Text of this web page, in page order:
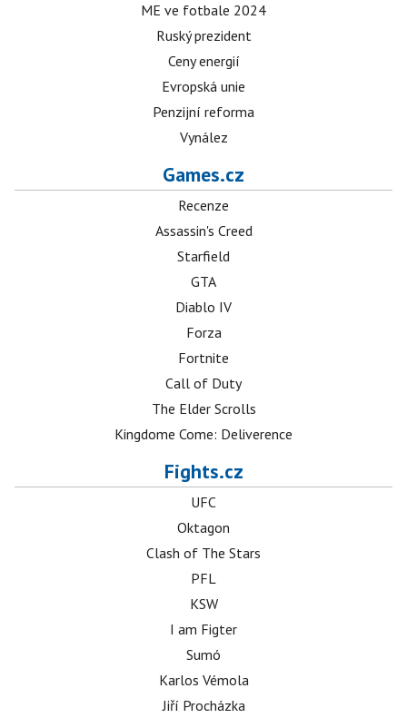
ME ve fotbale 2024
Ruský prezident
Ceny energií
Evropská unie
Penzijní reforma
Vynález
Games.cz
Recenze
Assassin's Creed
Starfield
GTA
Diablo IV
Forza
Fortnite
Call of Duty
The Elder Scrolls
Kingdome Come: Deliverence
Fights.cz
UFC
Oktagon
Clash of The Stars
PFL
KSW
I am Figter
Sumó
Karlos Vémola
Jiří Procházka